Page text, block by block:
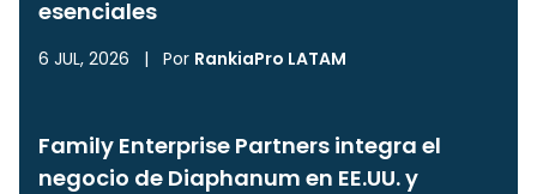
esenciales
6 JUL, 2026 | Por RankiaPro LATAM
Family Enterprise Partners integra el
negocio de Diaphanum en EE.UU. y